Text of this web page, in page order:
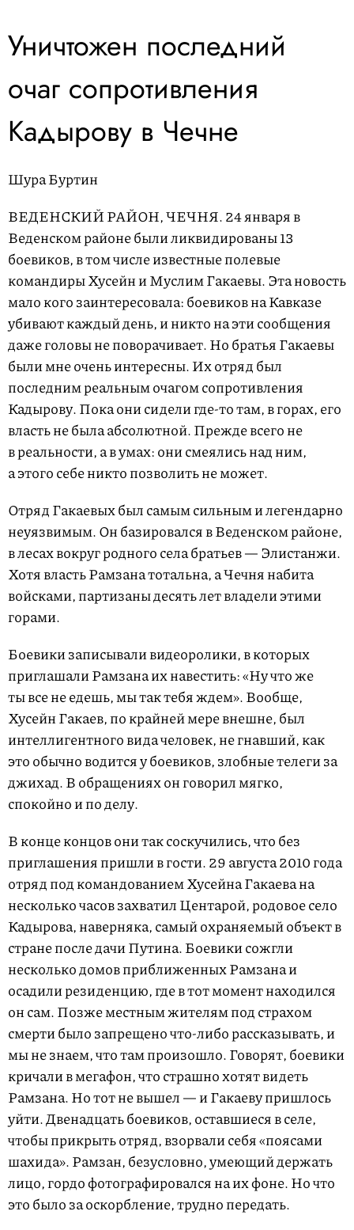
Уничтожен последний
очаг сопротивления
Кадырову в Чечне
Шура Буртин
ВЕДЕНСКИЙ РАЙОН, ЧЕЧНЯ.24 января в
Веденском районе были ликвидированы 13
боевиков, в том числе известные полевые
командиры Хусейн и Муслим Гакаевы. Эта новость
мало кого заинтересовала: боевиков на Кав­казе
убивают каждый день, и никто на эти сообщения
даже головы не поворачивает. Но братья Гакаевы
были мне очень интересны. Их отряд был
последним реальным очагом сопротивления
Кадырову. Пока они сидели где-то там, в горах, его
власть не была абсолютной. Прежде всего не
в реальности, а в умах: они смеялись над ним,
а этого себе никто позволить не может.
Отряд Гакаевых был самым сильным и легендарно
неуязвимым. Он базировался в Веденском районе,
в лесах вокруг родного села братьев — Эли­станжи.
Хотя власть Рамзана тотальна, а Чечня набита
войс­ками, партизаны десять лет владели этими
горами.
Боевики записывали ви­деоролики, в которых
приглашали Рамзана их навестить: «Ну что же
ты все не едешь, мы так тебя ждем». Вообще,
Хусейн Гакаев, по крайней мере внешне, был
интеллигентного вида человек, не гнавший, как
это обычно водится у боевиков, злобные телеги за
джихад. В обращениях он говорил мягко,
спокойно и по делу.
В конце концов они так соскучились, что без
приглашения пришли в гости. 29 августа 2010 года
отряд под командованием Хусейна Га­каева на
несколько часов захватил Центарой, родовое село
Кадырова, наверняка, самый охраняемый объект в
стране после дачи Путина. Боевики сожгли
несколько домов приближенных Рамзана и
осадили резиденцию, где в тот момент находился
он сам. Позже местным жителям под страхом
смерти было запрещено что-либо рассказывать, и
мы не знаем, что там произошло. Говорят, боевики
кричали в мегафон, что страшно хотят видеть
Рамзана. Но тот не вышел — и Гакаеву пришлось
уйти. Двенадцать боевиков, оставшие­ся в селе,
чтобы прикрыть отряд, взорвали себя «поясами
шахида». Рамзан, безусловно, умеющий держать
лицо, гордо фотографировался на их фоне. Но что
это было за оскорбление, трудно передать.